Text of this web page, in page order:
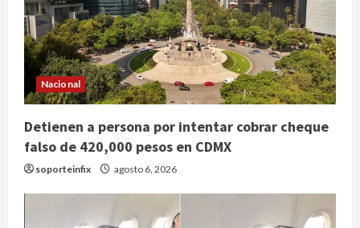
Nacional
Detienen a persona por intentar cobrar cheque
falso de 420,000 pesos en CDMX
soporteinfix agosto 6, 2026